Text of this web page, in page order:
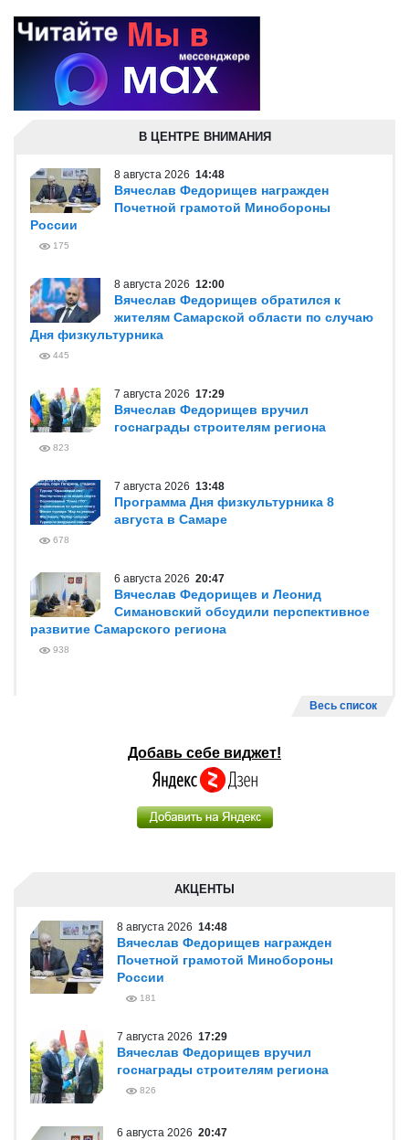
В ЦЕНТРЕ ВНИМАНИЯ
8 августа 2026 14:48
Вячеслав Федорищев награжден
Почетной грамотой Минобороны
России
175
8 августа 2026 12:00
Вячеслав Федорищев обратился к
жителям Самарской области по случаю
Дня физкультурника
445
7 августа 2026 17:29
Вячеслав Федорищев вручил
госнаграды строителям региона
823
7 августа 2026 13:48
Программа Дня физкультурника 8
августа в Самаре
678
6 августа 2026 20:47
Вячеслав Федорищев и Леонид
Симановский обсудили перспективное
развитие Самарского региона
938
Весь список
Добавь себе виджет!
АКЦЕНТЫ
8 августа 2026 14:48
Вячеслав Федорищев награжден
Почетной грамотой Минобороны
России
181
7 августа 2026 17:29
Вячеслав Федорищев вручил
госнаграды строителям региона
826
6 августа 2026 20:47